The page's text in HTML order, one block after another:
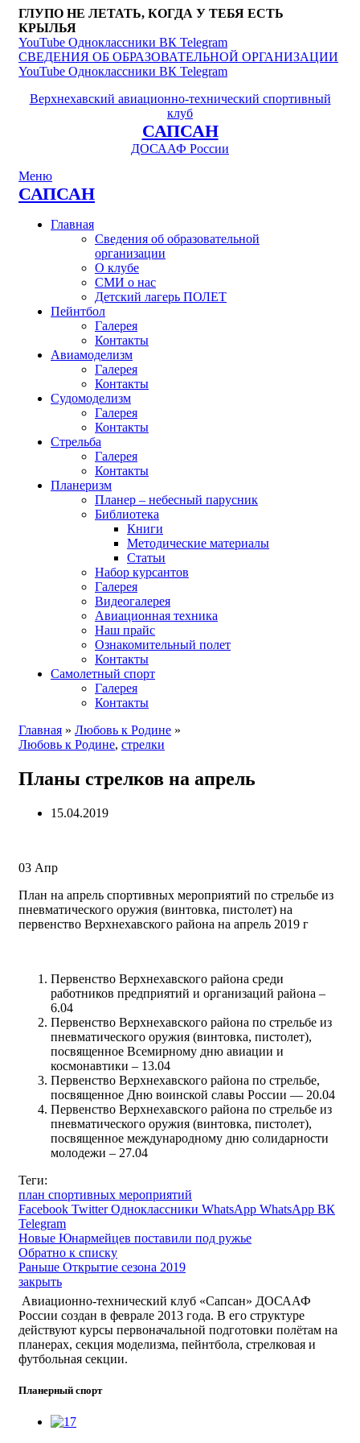
ГЛУПО НЕ ЛЕТАТЬ, КОГДА У ТЕБЯ ЕСТЬ
КРЫЛЬЯ
YouTube Одноклассники ВК Telegram
СВЕДЕНИЯ ОБ ОБРАЗОВАТЕЛЬНОЙ ОРГАНИЗАЦИИ
YouTube Одноклассники ВК Telegram
Верхнехавский авиационно-технический спортивный
клуб
САПСАН
ДОСААФ России
Меню
САПСАН
Главная
Сведения об образовательной
организации
О клубе
СМИ о нас
Детский лагерь ПОЛЕТ
Пейнтбол
Галерея
Контакты
Авиамоделизм
Галерея
Контакты
Судомоделизм
Галерея
Контакты
Стрельба
Галерея
Контакты
Планеризм
Планер – небесный парусник
Библиотека
Книги
Методические материалы
Статьи
Набор курсантов
Галерея
Видеогалерея
Авиационная техника
Наш прайс
Ознакомительный полет
Контакты
Самолетный спорт
Галерея
Контакты
Главная » Любовь к Родине »
Любовь к Родине, стрелки
Планы стрелков на апрель
15.04.2019
03 Апр
План на апрель спортивных мероприятий по стрельбе из
пневматического оружия (винтовка, пистолет) на
первенство Верхнехавского района на апрель 2019 г
Первенство Верхнехавского района среди
работников предприятий и организаций района –
6.04
Первенство Верхнехавского района по стрельбе из
пневматического оружия (винтовка, пистолет),
посвященное Всемирному дню авиации и
космонавтики – 13.04
Первенство Верхнехавского района по стрельбе,
посвященное Дню воинской славы России — 20.04
Первенство Верхнехавского района по стрельбе из
пневматического оружия (винтовка, пистолет),
посвященное международному дню солидарности
молодежи – 27.04
Теги:
план спортивных мероприятий
Facebook Twitter Одноклассники WhatsApp WhatsApp ВК
Telegram
Новые Юнармейцев поставили под ружье
Обратно к списку
Раньше Открытие сезона 2019
закрыть
Авиационно-технический клуб «Сапсан» ДОСААФ
России создан в феврале 2013 года. В его структуре
действуют курсы первоначальной подготовки полётам на
планерах, секция моделизма, пейнтбола, стрелковая и
футбольная секции.
Планерный спорт